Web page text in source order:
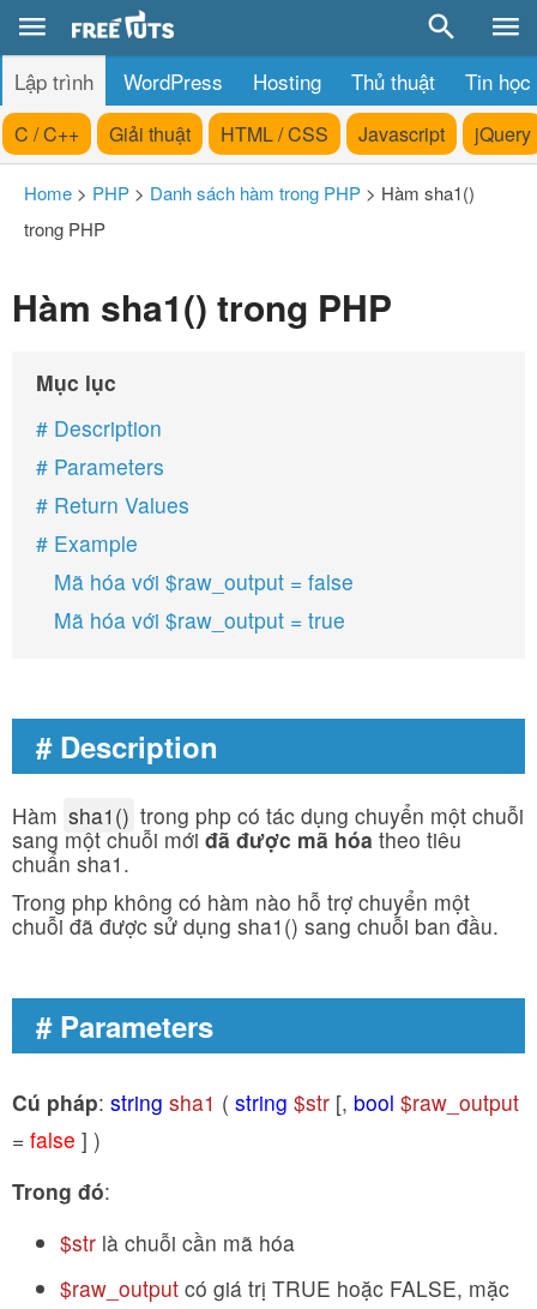
Lập trình WordPress Hosting Thủ thuật Tin học
C / C++ Giải thuật HTML / CSS Javascript jQuery
Home > PHP > Danh sách hàm trong PHP > Hàm sha1()
trong PHP
Hàm sha1() trong PHP
Mục lục
# Description
# Parameters
# Return Values
# Example
Mã hóa với $raw_output = false
Mã hóa với $raw_output = true
# Description
Hàm sha1() trong php có tác dụng chuyển một chuỗi
sang một chuỗi mới đã được mã hóa theo tiêu
chuẩn sha1.
Trong php không có hàm nào hỗ trợ chuyển một
chuỗi đã được sử dụng sha1() sang chuỗi ban đầu.
# Parameters
Cú pháp: string sha1 ( string $str [, bool $raw_output
= false ] )
Trong đó:
$str là chuỗi cần mã hóa
$raw_output có giá trị TRUE hoặc FALSE, mặc